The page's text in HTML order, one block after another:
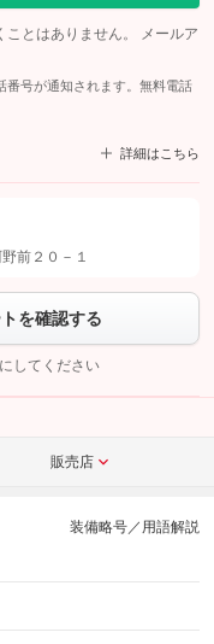
とはありません。 メールア
号が通知されます。無料電話
詳細はこちら
から「許可する」ボタンを押
い合わせを
前２０－１
を確認する
してください
販売店
装備略号／用語解説